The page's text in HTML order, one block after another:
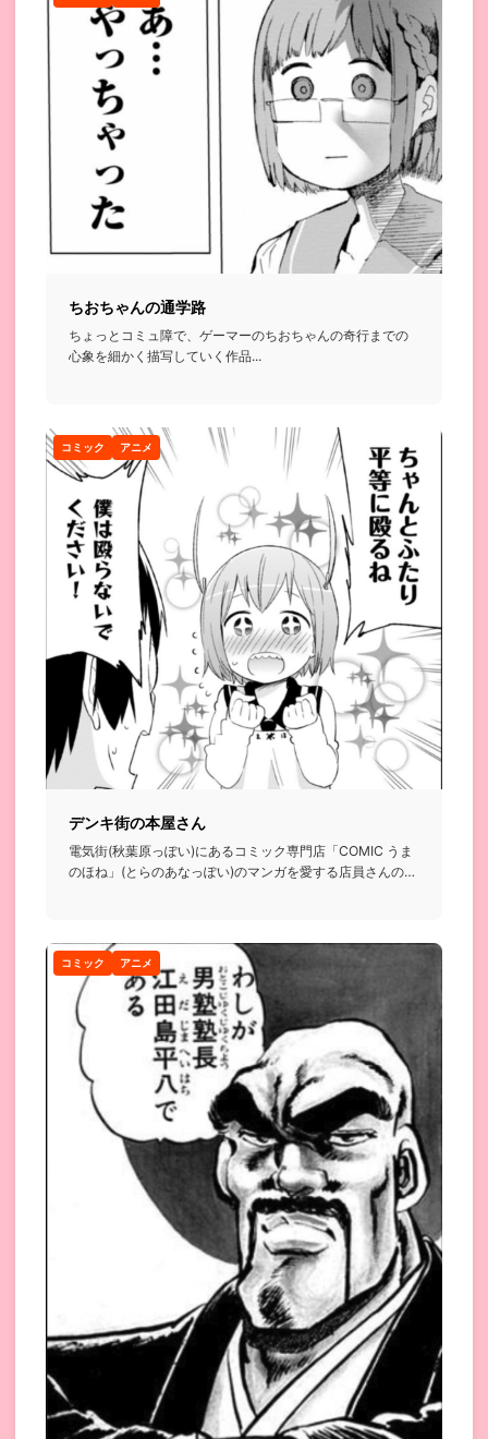
ちおちゃんの通学路
ちょっとコミュ障で、ゲーマーのちおちゃんの奇行までの
心象を細かく描写していく作品...
コミック アニメ
デンキ街の本屋さん
電気街(秋葉原っぽい)にあるコミック専門店「COMIC うま
のほね」(とらのあなっぽい)のマンガを愛する店員さんの日
コミック アニメ